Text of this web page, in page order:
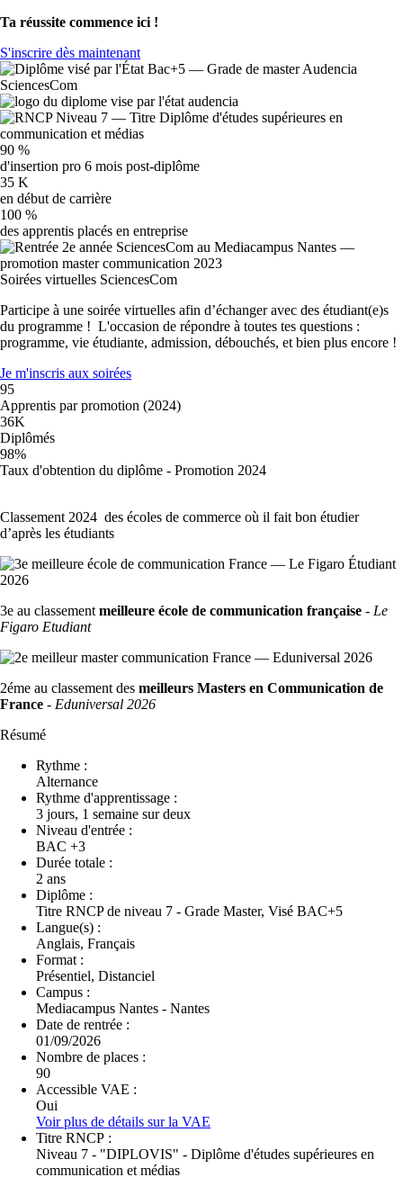
Ta réussite commence ici !
S'inscrire dès maintenant
90 %
d'insertion pro 6 mois post-diplôme
35 K
en début de carrière
100 %
des apprentis placés en entreprise
Soirées virtuelles SciencesCom
Participe à une soirée virtuelles afin d’échanger avec des étudiant(e)s
du programme ! L'occasion de répondre à toutes tes questions :
programme, vie étudiante, admission, débouchés, et bien plus encore !
Je m'inscris aux soirées
95
Apprentis par promotion (2024)
36K
Diplômés
98%
Taux d'obtention du diplôme - Promotion 2024
Classement 2024 des écoles de commerce où il fait bon étudier
d’après les étudiants
3e au classement meilleure école de communication française - Le
Figaro Etudiant
2éme au classement des meilleurs Masters en Communication de
France - Eduniversal 2026
Résumé
Rythme :
Alternance
Rythme d'apprentissage :
3 jours, 1 semaine sur deux
Niveau d'entrée :
BAC +3
Durée totale :
2 ans
Diplôme :
Titre RNCP de niveau 7 - Grade Master, Visé BAC+5
Langue(s) :
Anglais, Français
Format :
Présentiel, Distanciel
Campus :
Mediacampus Nantes - Nantes
Date de rentrée :
01/09/2026
Nombre de places :
90
Accessible VAE :
Oui
Voir plus de détails sur la VAE
Titre RNCP :
Niveau 7 - "DIPLOVIS" - Diplôme d'études supérieures en
communication et médias